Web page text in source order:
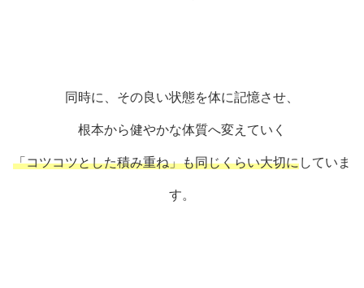
同時に、その良い状態を体に記憶させ、
根本から健やかな体質へ変えていく
「コツコツとした積み重ね」も同じくらい大切にしていま
す。